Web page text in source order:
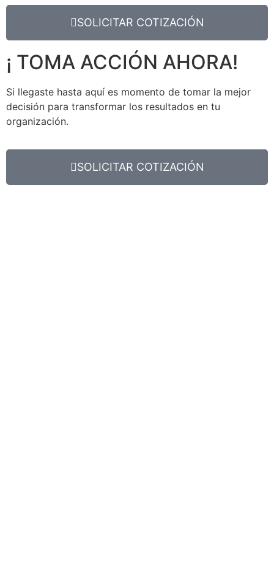
SOLICITAR COTIZACIÓN
¡ TOMA ACCIÓN AHORA!
Si llegaste hasta aquí es momento de tomar la mejor
decisión para transformar los resultados en tu
organización.
SOLICITAR COTIZACIÓN